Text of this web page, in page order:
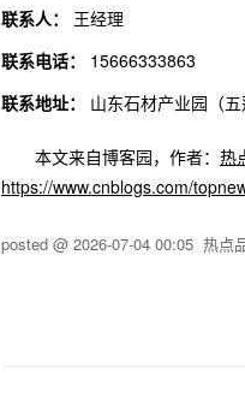
联系人：
王经理
联系电话：
15666333863
联系地址：
山东石材产业园（五
本文来自博客园，作者： 热
https://www.cnblogs.com/
posted @ 2026-07-04 00:05 热点